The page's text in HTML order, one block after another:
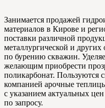
Занимается продажей
материалов в Кирове и
поставки различной
металлургической и других
по бурению скважин.
желающим приобрести
поликарбонат. Пользуются
компанией арочные
с указанием актуальных
по запросу.